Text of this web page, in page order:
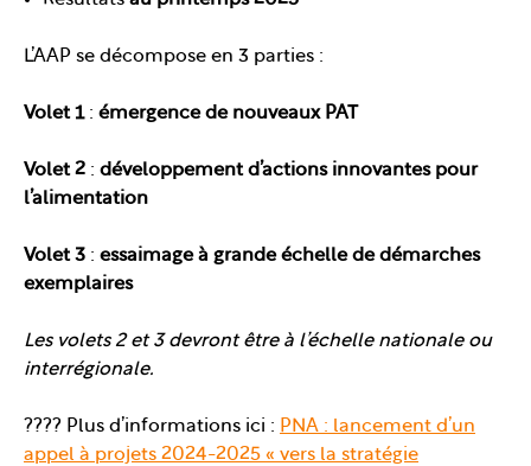
L’AAP se décompose en 3 parties :
Volet 1 : émergence de nouveaux PAT
Volet 2 : développement d’actions innovantes pour
l’alimentation
Volet 3 : essaimage à grande échelle de démarches
exemplaires
Les volets 2 et 3 devront être à l’échelle nationale ou
interrégionale.
???? Plus d’informations ici : PNA : lancement d’un
appel à projets 2024-2025 « vers la stratégie